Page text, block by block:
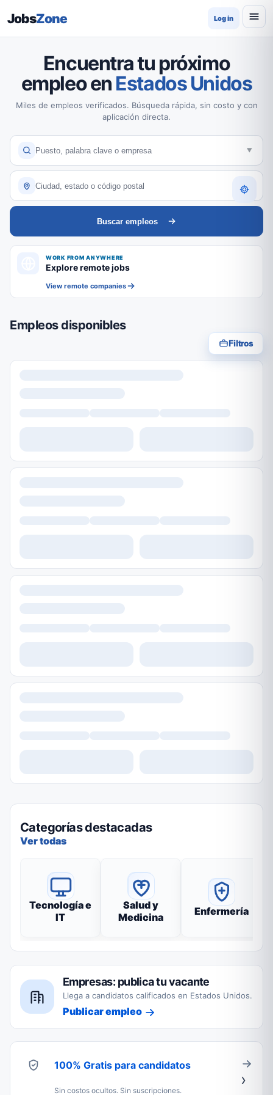
JobsZone Log in
Encuentra tu próximo
empleo en Estados Unidos
Miles de empleos verificados. Búsqueda rápida, sin costo y con
aplicación directa.
Buscar empleos
WORK FROM ANYWHERE
Explore remote jobs
View remote companies
Empleos disponibles
Filtros
Categorías destacadas
Ver todas
Tecnología e
IT
Salud y
Medicina
Enfermería
Empresas: publica tu vacante
Llega a candidatos calificados en Estados Unidos.
Publicar empleo
100% Gratis para candidatos
Sin costos ocultos. Sin suscripciones.